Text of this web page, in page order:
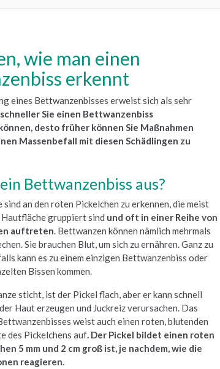
wie man einen
erkennt
eines Bettwanzenbisses erweist sich als sehr
Sie einen Bettwanzenbiss
desto früher können Sie Maßnahmen
Massenbefall mit diesen Schädlingen zu
Bettwanzenbiss aus?
an den roten Pickelchen zu erkennen, die meist
gruppiert sind und oft in einer Reihe von
auftreten. Bettwanzen können nämlich mehrmals
Sie brauchen Blut, um sich zu ernähren. Ganz zu
kann es zu einem einzigen Bettwanzenbiss oder
Bissen kommen.
sticht, ist der Pickel flach, aber er kann schnell
Haut erzeugen und Juckreiz verursachen. Das
weist auch einen roten, blutenden
des Pickelchens auf. Der Pickel bildet einen roten
5 mm und 2 cm groß ist, je nachdem, wie die
reagieren.